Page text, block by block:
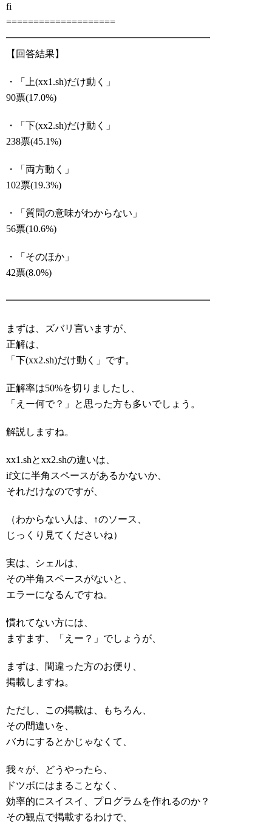
fi
====================
━━━━━━━━━━━━━━━━━━━━━
【回答結果】
・「上(xx1.sh)だけ動く」
90票(17.0%)
・「下(xx2.sh)だけ動く」
238票(45.1%)
・「両方動く」
102票(19.3%)
・「質問の意味がわからない」
56票(10.6%)
・「そのほか」
42票(8.0%)
━━━━━━━━━━━━━━━━━━━━━
まずは、ズバリ言いますが、
正解は、
「下(xx2.sh)だけ動く」です。
正解率は50%を切りましたし、
「えー何で？」と思った方も多いでしょう。
解説しますね。
xx1.shとxx2.shの違いは、
if文に半角スペースがあるかないか、
それだけなのですが、
（わからない人は、↑のソース、
じっくり見てくださいね）
実は、シェルは、
その半角スペースがないと、
エラーになるんですね。
慣れてない方には、
ますます、「えー？」でしょうが、
まずは、間違った方のお便り、
掲載しますね。
ただし、この掲載は、もちろん、
その間違いを、
バカにするとかじゃなくて、
我々が、どうやったら、
ドツボにはまることなく、
効率的にスイスイ、プログラムを作れるのか？
その観点で掲載するわけで、